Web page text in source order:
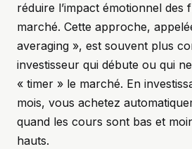
réduire l’impact émotionnel des
marché. Cette approche,
averaging », est souvent plus
investisseur qui débute ou qui
« timer » le marché. En
mois, vous achetez
quand les cours sont bas et
hauts.